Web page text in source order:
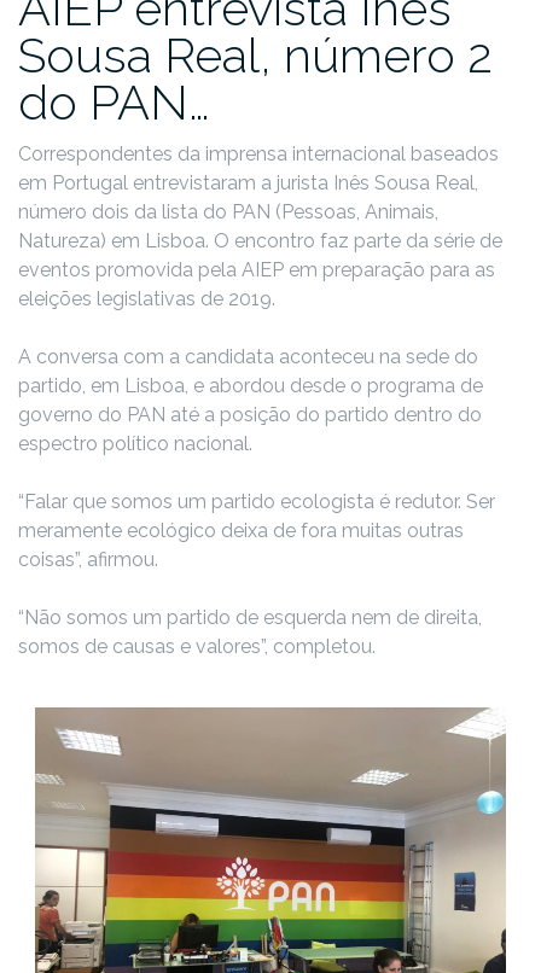
Sousa Real, número 2
do PAN…
Correspondentes da imprensa internacional baseados
em Portugal entrevistaram a jurista Inês Sousa Real,
número dois da lista do PAN (Pessoas, Animais,
Natureza) em Lisboa. O encontro faz parte da série de
eventos promovida pela AIEP em preparação para as
eleições legislativas de 2019.
A conversa com a candidata aconteceu na sede do
partido, em Lisboa, e abordou desde o programa de
governo do PAN até a posição do partido dentro do
espectro político nacional.
“Falar que somos um partido ecologista é redutor. Ser
meramente ecológico deixa de fora muitas outras
coisas”, afirmou.
“Não somos um partido de esquerda nem de direita,
somos de causas e valores”, completou.